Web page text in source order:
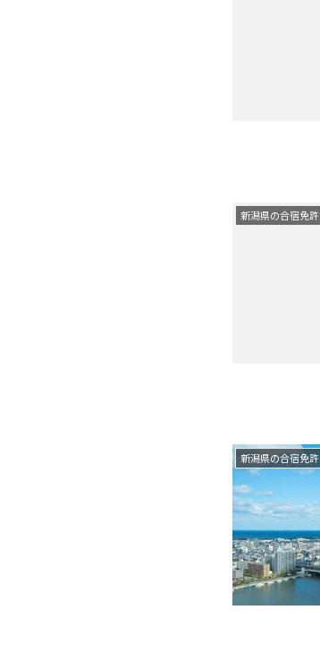
新潟県の合宿免許
新潟県の合宿免許